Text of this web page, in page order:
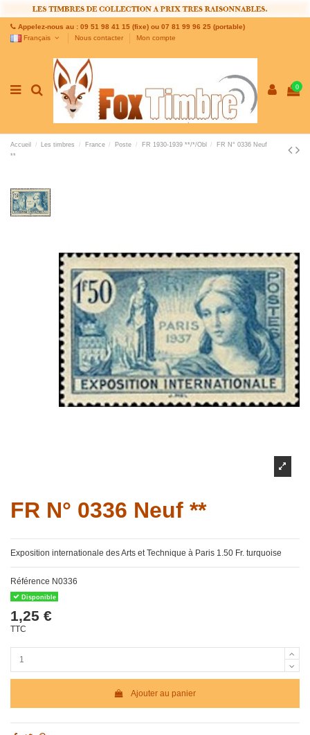
Appelez-nous au : 09 51 98 41 15 (fixe) ou 07 81 99 96 25 (portable)
Français
Nous contacter Mon compte
0
Accueil Les timbres France Poste FR 1930-1939 **/*/Obl
FR N° 0336 Neuf
**
FR N° 0336 Neuf **
Exposition internationale des Arts et Technique à Paris 1.50 Fr. turquoise
Référence N0336
Disponible
1,25 €
TTC
Ajouter au panier